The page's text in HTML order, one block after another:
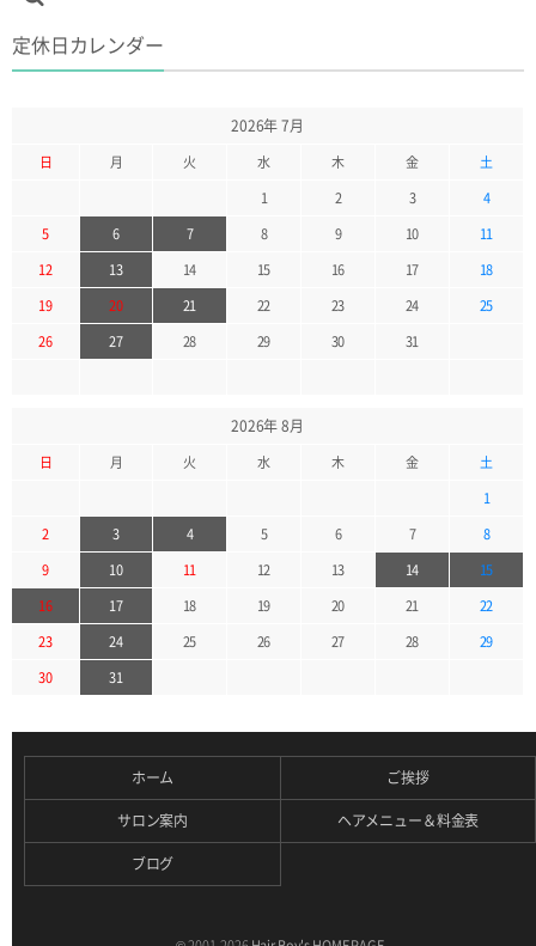
定休日カレンダー
2026年 7月
日 月 火 水 木 金
土
1
2 3
4
5
6 7 8 9 10
11
12
13 14 15 16 17
18
19
20 21 22 23 24
25
26
27 28 29 30 31
2026年 8月
日 月 火 水 木 金
土
1
2
3 4 5 6 7
8
9
10 11 12 13 14
15
16
17 18 19 20 21
22
23
24 25 26 27 28
29
30
31
ホーム
ご挨拶
サロン案内
ヘアメニュー＆料金表
ブログ